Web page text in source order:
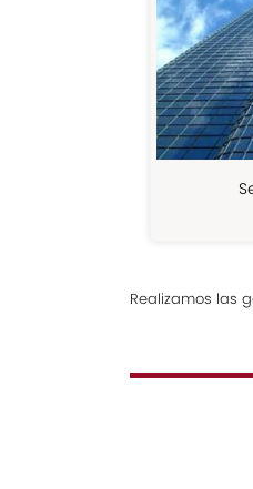
Realizamos las